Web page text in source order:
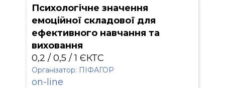
Психологічне значення
емоційної складової для
ефективного навчання та
виховання
0,2 / 0,5 / 1 ЄКТС
Організатор: ПІФАГОР
on-line